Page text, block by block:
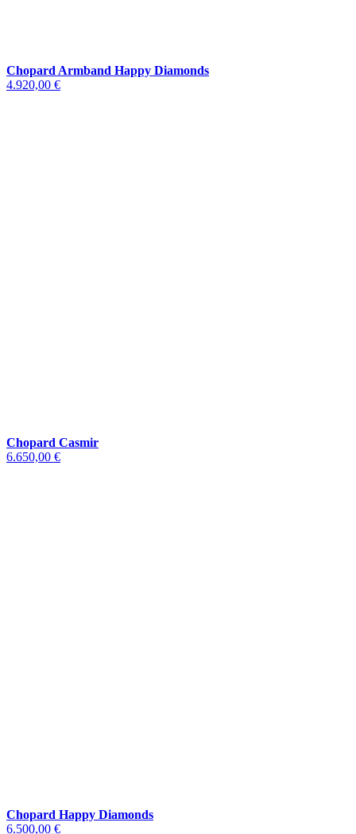
Chopard Armband Happy Diamonds
4.920,00 €
Chopard Casmir
6.650,00 €
Chopard Happy Diamonds
6.500,00 €